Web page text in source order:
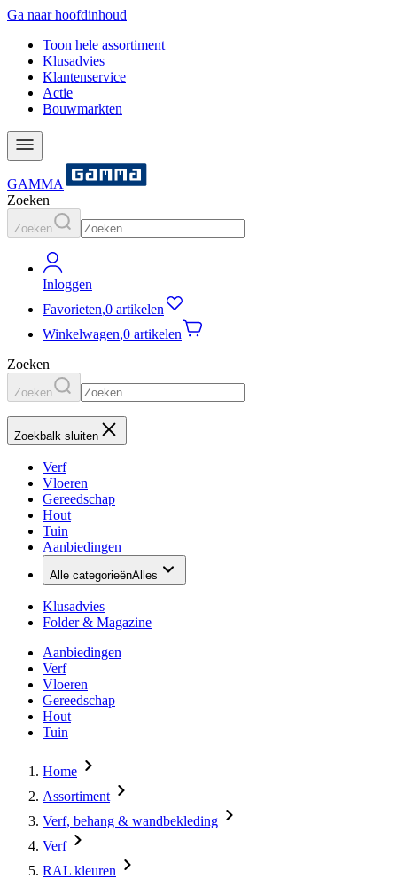
Ga naar hoofdinhoud
Toon hele assortiment
Klusadvies
Klantenservice
Actie
Bouwmarkten
GAMMA
Zoeken
Zoeken
Inloggen
Favorieten,0 artikelen
Winkelwagen,0 artikelen
Zoeken
Zoeken
Zoekbalk sluiten
Verf
Vloeren
Gereedschap
Hout
Tuin
Aanbiedingen
Alle categorieënAlles
Klusadvies
Folder & Magazine
Aanbiedingen
Verf
Vloeren
Gereedschap
Hout
Tuin
Home
Assortiment
Verf, behang & wandbekleding
Verf
RAL kleuren